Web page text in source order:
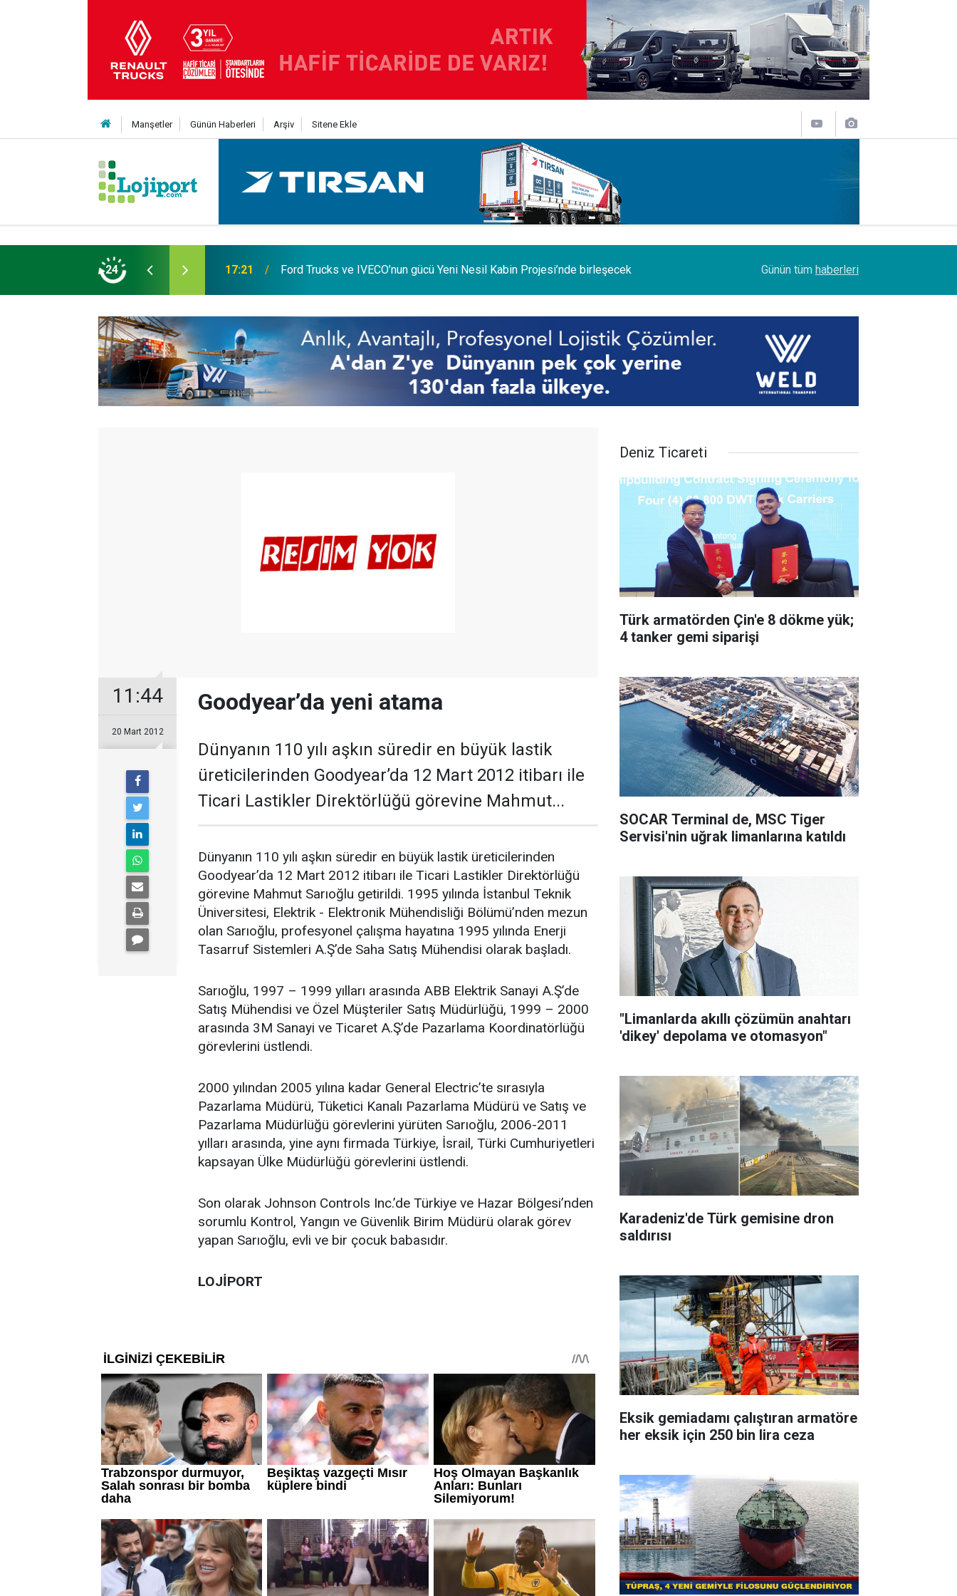
Manşetler Günün Haberleri Arşiv Sitene Ekle
24
Nesil Kabin Projesi’nde birleşecek 10:35 Treylerde iç pazar daraldı, ihracat şaha kalktı Her biri 120 tonluk 3 Boeing 777, kamyonlarla
Günün tüm haberleri
11:44
20 Mart 2012
Goodyear’da yeni atama
Dünyanın 110 yılı aşkın süredir en büyük lastik
üreticilerinden Goodyear’da 12 Mart 2012 itibarı ile
Ticari Lastikler Direktörlüğü görevine Mahmut...
Dünyanın 110 yılı aşkın süredir en büyük lastik üreticilerinden
Goodyear’da 12 Mart 2012 itibarı ile Ticari Lastikler Direktörlüğü
görevine Mahmut Sarıoğlu getirildi. 1995 yılında İstanbul Teknik
Üniversitesi, Elektrik - Elektronik Mühendisliği Bölümü’nden mezun
olan Sarıoğlu, profesyonel çalışma hayatına 1995 yılında Enerji
Tasarruf Sistemleri A.Ş’de Saha Satış Mühendisi olarak başladı.
Sarıoğlu, 1997 – 1999 yılları arasında ABB Elektrik Sanayi A.Ş’de
Satış Mühendisi ve Özel Müşteriler Satış Müdürlüğü, 1999 – 2000
arasında 3M Sanayi ve Ticaret A.Ş’de Pazarlama Koordinatörlüğü
görevlerini üstlendi.
2000 yılından 2005 yılına kadar General Electric’te sırasıyla
Pazarlama Müdürü, Tüketici Kanalı Pazarlama Müdürü ve Satış ve
Pazarlama Müdürlüğü görevlerini yürüten Sarıoğlu, 2006-2011
yılları arasında, yine aynı firmada Türkiye, İsrail, Türki Cumhuriyetleri
kapsayan Ülke Müdürlüğü görevlerini üstlendi.
Son olarak Johnson Controls Inc.’de Türkiye ve Hazar Bölgesi’nden
sorumlu Kontrol, Yangın ve Güvenlik Birim Müdürü olarak görev
yapan Sarıoğlu, evli ve bir çocuk babasıdır.
LOJİPORT
Deniz Ticareti
Türk armatörden Çin'e 8 dökme yük;
4 tanker gemi siparişi
SOCAR Terminal de, MSC Tiger
Servisi'nin uğrak limanlarına katıldı
"Limanlarda akıllı çözümün anahtarı
'dikey' depolama ve otomasyon"
Karadeniz'de Türk gemisine dron
saldırısı
Eksik gemiadamı çalıştıran armatöre
her eksik için 250 bin lira ceza